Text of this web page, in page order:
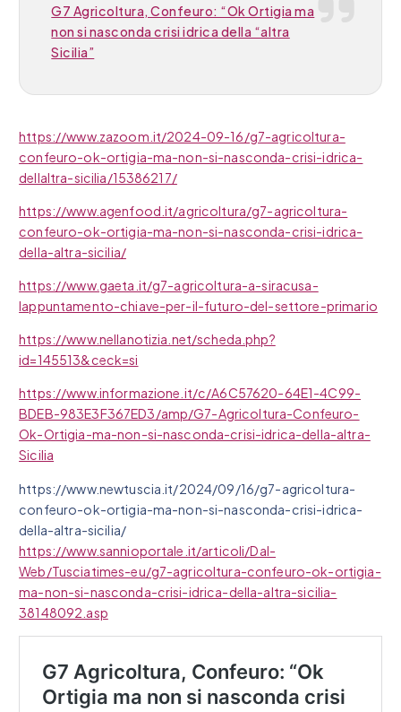
G7 Agricoltura, Confeuro: “Ok Ortigia ma
non si nasconda crisi idrica della “altra
Sicilia”
https://www.zazoom.it/2024-09-16/g7-agricoltura-
confeuro-ok-ortigia-ma-non-si-nasconda-crisi-idrica-
dellaltra-sicilia/15386217/
https://www.agenfood.it/agricoltura/g7-agricoltura-
confeuro-ok-ortigia-ma-non-si-nasconda-crisi-idrica-
della-altra-sicilia/
https://www.gaeta.it/g7-agricoltura-a-siracusa-
lappuntamento-chiave-per-il-futuro-del-settore-primario
https://www.nellanotizia.net/scheda.php?
id=145513&ceck=si
https://www.informazione.it/c/A6C57620-64E1-4C99-
BDEB-983E3F367ED3/amp/G7-Agricoltura-Confeuro-
Ok-Ortigia-ma-non-si-nasconda-crisi-idrica-della-altra-
Sicilia
https://www.newtuscia.it/2024/09/16/g7-agricoltura-
confeuro-ok-ortigia-ma-non-si-nasconda-crisi-idrica-
della-altra-sicilia/
https://www.sannioportale.it/articoli/Dal-
Web/Tusciatimes-eu/g7-agricoltura-confeuro-ok-ortigia-
ma-non-si-nasconda-crisi-idrica-della-altra-sicilia-
38148092.asp